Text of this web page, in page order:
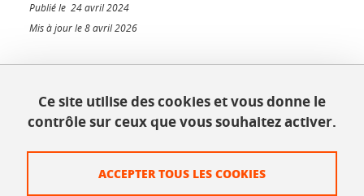
Publié le 24 avril 2024
Mis à jour le 8 avril 2026
INSPÉ - Bâtiment Bergès
1025, rue de la piscine
Tél. : 04 56 52 07 00
Ce site utilise des cookies et vous donne le
contrôle sur ceux que vous souhaitez activer.
ACCEPTER TOUS LES COOKIES